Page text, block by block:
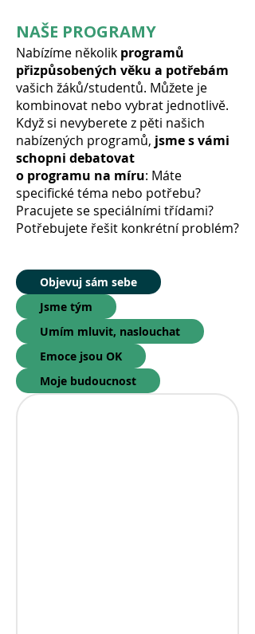
NAŠE PROGRAMY
Nabízíme několik programů
přizpůsobených věku a potřebám
vašich žáků/studentů. Můžete je
kombinovat nebo vybrat jednotlivě.
Když si nevyberete z pěti našich
nabízených programů, jsme s vámi
schopni debatovat
o programu na míru: Máte
specifické téma nebo potřebu?
Pracujete se speciálními třídami?
Potřebujete řešit konkrétní problém?
Objevuj sám sebe
Jsme tým
Umím mluvit, naslouchat
Emoce jsou OK
Moje budoucnost